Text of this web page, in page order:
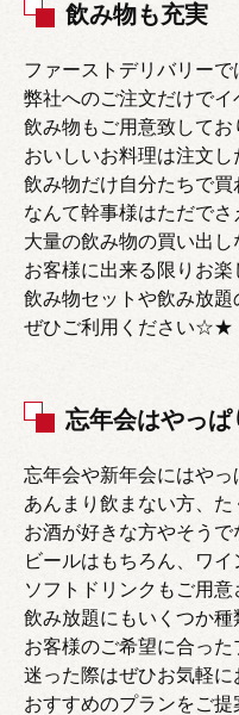
飲み物も充実
ファーストデリバリーで
弊社へのご注文だけで
飲み物もご用意致して
おいしいお料理は注文し
飲み物だけ自分たちで買
なんて幹事様はただでさ
大量の飲み物の買い出し
お客様に出来る限りお楽
飲み物セットや飲み放
ぜひご利用ください☆★
忘年会はやっぱ
忘年会や新年会にはや
あんまり飲まない方、た
お酒が好きな方やそう
ビールはもちろん、ワ
ソフトドリンクもご用意
飲み放題にもいくつか
お客様のご希望に合っ
迷った際はぜひお気軽に
おすすめのプランをご提